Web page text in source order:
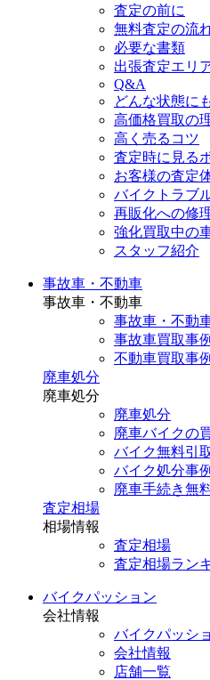
査定の前に
無料査定の流
必要な書類
出張査定エリ
Q&A
どんな状態に
高価格買取の
高く売るコツ
査定時に見る
お客様の査定
バイクトラブ
再販化への修
強化買取中の
スタッフ紹介
事故車・不動車
事故車・不動車
事故車・不動
事故車買取事例
不動車買取事例
廃車処分
廃車処分
廃車処分
廃車バイクの
バイク無料引
バイク処分事例
廃車手続き無
査定相場
相場情報
査定相場
査定相場ラン
バイクパッション
会社情報
バイクパッシ
会社情報
店舗一覧